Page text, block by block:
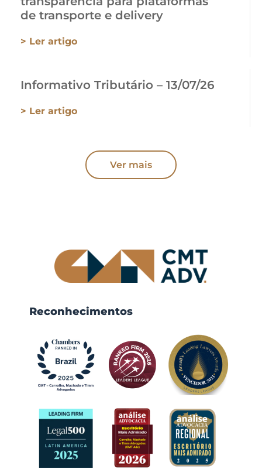
de transporte e delivery
> Ler artigo
Informativo Tributário – 13/07/26
> Ler artigo
Ver mais
Reconhecimentos